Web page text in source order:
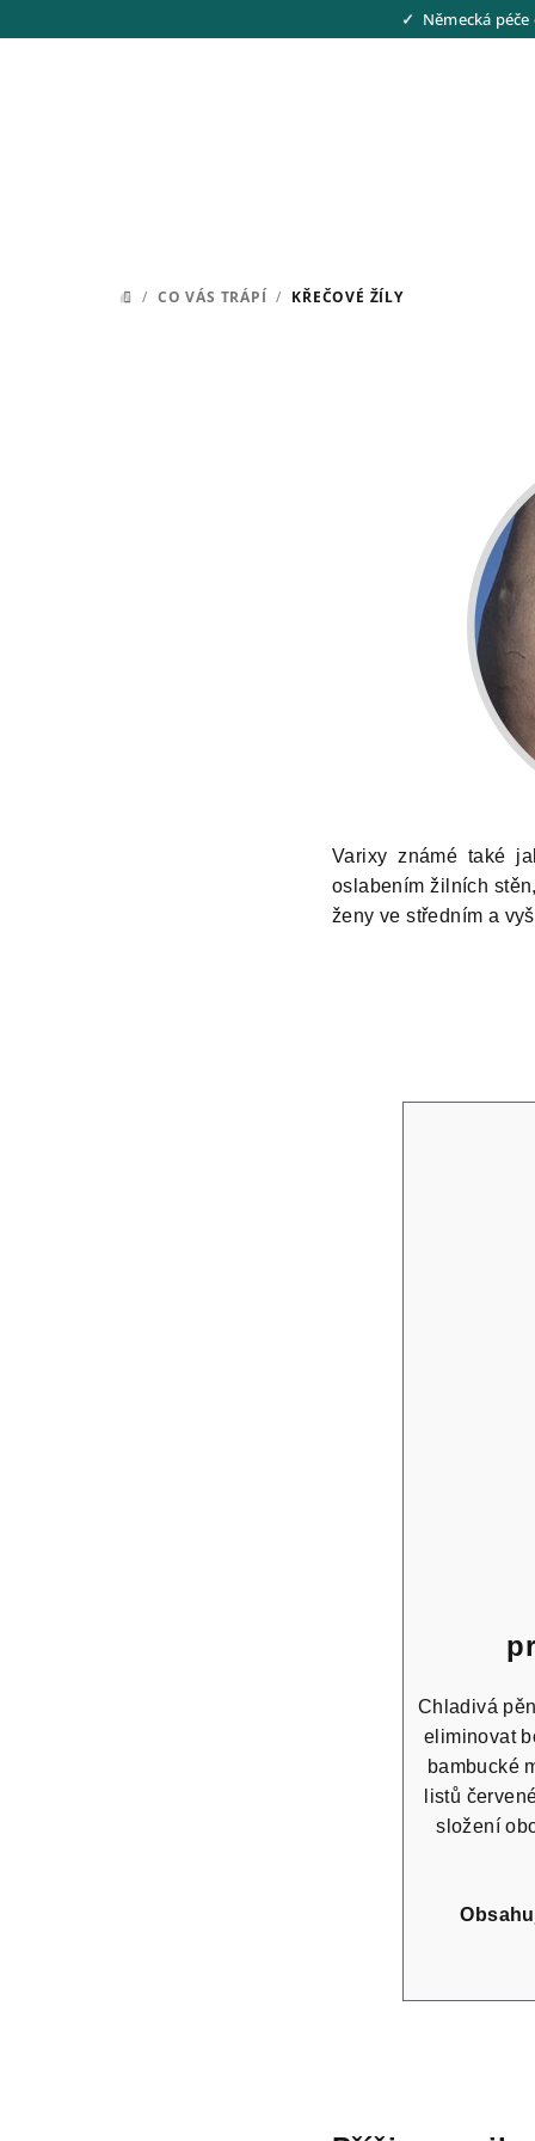
na
Německá
DOMŮ
/ CO VÁS TRÁPÍ / KŘEČOVÉ ŽÍLY
Varixy známé také
oslabením žilních
ženy ve středním a
Chladivá
eliminovat
bambucké
listů
složení